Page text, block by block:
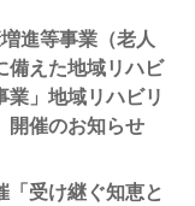
進等事業（老人
備えた地域リハビ
業」地域リハビリ
開催のお知らせ
「受け継ぐ知恵と